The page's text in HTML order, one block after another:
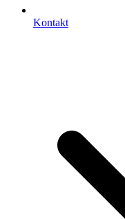
Kontakt